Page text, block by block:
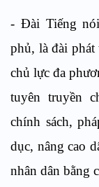
- Đài Tiếng
phủ, là đài phát
chủ lực đa
tuyên truyền
chính sách,
dục, nâng cao
nhân dân bằng